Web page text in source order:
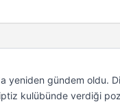
yeniden gündem oldu.
kulübünde verdiği